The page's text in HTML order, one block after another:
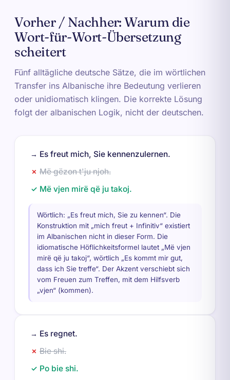
Vorher / Nachher: Warum die
Wort-für-Wort-Übersetzung
scheitert
Fünf alltägliche deutsche Sätze, die im wörtlichen
Transfer ins Albanische ihre Bedeutung verlieren
oder unidiomatisch klingen. Die korrekte Lösung
folgt der albanischen Logik, nicht der deutschen.
→ Es freut mich, Sie kennenzulernen.
✗ Më gëzon t'ju njoh.
✓ Më vjen mirë që ju takoj.
Wörtlich: „Es freut mich, Sie zu kennen“. Die
Konstruktion mit „mich freut + Infinitiv“ existiert
im Albanischen nicht in dieser Form. Die
idiomatische Höflichkeitsformel lautet „Më vjen
mirë që ju takoj“, wörtlich „Es kommt mir gut,
dass ich Sie treffe“. Der Akzent verschiebt sich
vom Freuen zum Treffen, mit dem Hilfsverb
„vjen“ (kommen).
→ Es regnet.
✗ Bie shi.
✓ Po bie shi.